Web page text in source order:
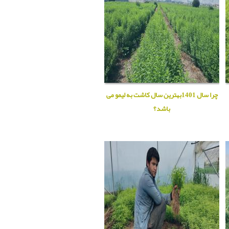
چرا سال 1401بهترین سال کاشت به لیمو می
باشد؟